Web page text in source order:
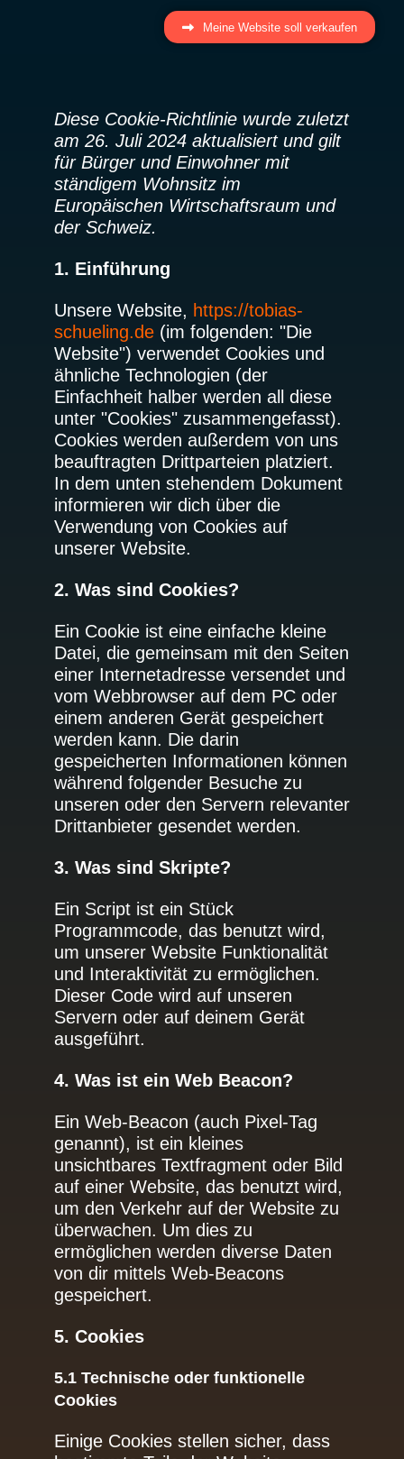
Meine Website soll verkaufen
Diese Cookie-Richtlinie wurde zuletzt
am 26. Juli 2024 aktualisiert und gilt
für Bürger und Einwohner mit
ständigem Wohnsitz im
Europäischen Wirtschaftsraum und
der Schweiz.
1. Einführung
Unsere Website, https://tobias-
schueling.de (im folgenden: "Die
Website") verwendet Cookies und
ähnliche Technologien (der
Einfachheit halber werden all diese
unter "Cookies" zusammengefasst).
Cookies werden außerdem von uns
beauftragten Drittparteien platziert.
In dem unten stehendem Dokument
informieren wir dich über die
Verwendung von Cookies auf
unserer Website.
2. Was sind Cookies?
Ein Cookie ist eine einfache kleine
Datei, die gemeinsam mit den Seiten
einer Internetadresse versendet und
vom Webbrowser auf dem PC oder
einem anderen Gerät gespeichert
werden kann. Die darin
gespeicherten Informationen können
während folgender Besuche zu
unseren oder den Servern relevanter
Drittanbieter gesendet werden.
3. Was sind Skripte?
Ein Script ist ein Stück
Programmcode, das benutzt wird,
um unserer Website Funktionalität
und Interaktivität zu ermöglichen.
Dieser Code wird auf unseren
Servern oder auf deinem Gerät
ausgeführt.
4. Was ist ein Web Beacon?
Ein Web-Beacon (auch Pixel-Tag
genannt), ist ein kleines
unsichtbares Textfragment oder Bild
auf einer Website, das benutzt wird,
um den Verkehr auf der Website zu
überwachen. Um dies zu
ermöglichen werden diverse Daten
von dir mittels Web-Beacons
gespeichert.
5. Cookies
5.1 Technische oder funktionelle
Cookies
Einige Cookies stellen sicher, dass